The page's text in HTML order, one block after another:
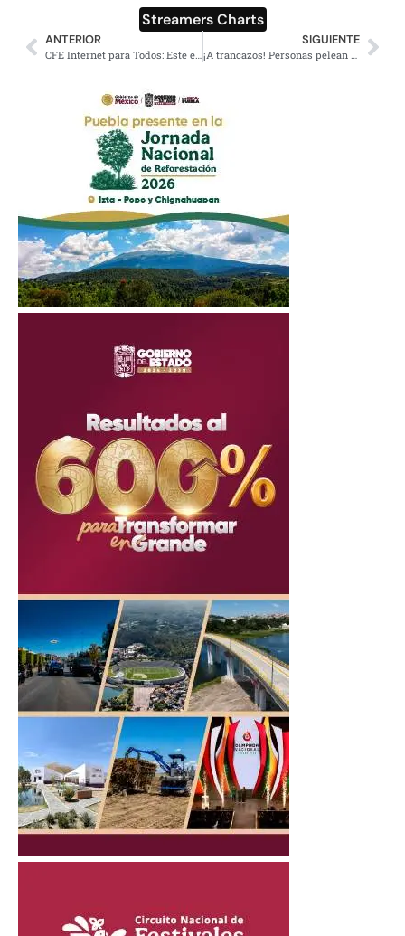
Streamers Charts
ANTERIOR
CFE Internet para Todos: Este es el costo de sus paquetes en 2023
SIGUIENTE
¡A trancazos! Personas pelean por coleccionables de cine de la cinta Barbie